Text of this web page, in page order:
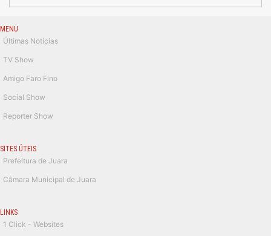
MENU
Últimas Notícias
TV Show
Amigo Faro Fino
Social Show
Reporter Show
SITES ÚTEIS
Prefeitura de Juara
Câmara Municipal de Juara
LINKS
1 Click - Websites